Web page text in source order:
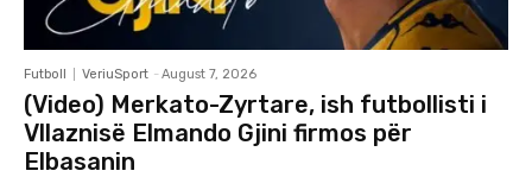
Futboll VeriuSport - August 7, 2026
(Video) Merkato-Zyrtare, ish futbollisti i
Vllaznisë Elmando Gjini firmos për
Elbasanin